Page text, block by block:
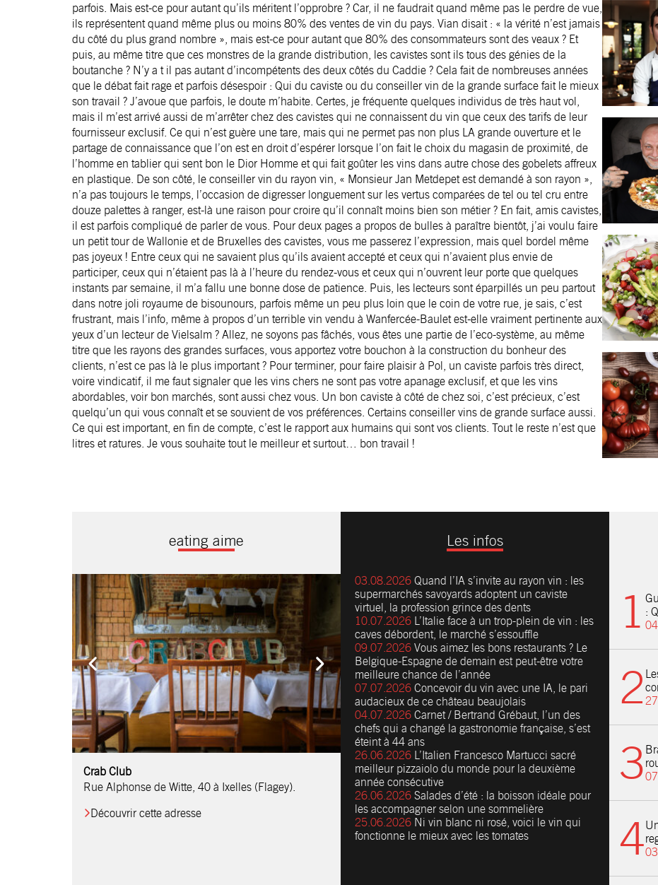
parfois. Mais est-ce pour autant qu’ils méritent l’opprobre ? Car, il ne faudrait quand même pas le perdre de vue,
ils représentent quand même plus ou moins 80% des ventes de vin du pays. Vian disait : « la vérité n’est jamais
du côté du plus grand nombre », mais est-ce pour autant que 80% des consommateurs sont des veaux ? Et
puis, au même titre que ces monstres de la grande distribution, les cavistes sont ils tous des génies de la
boutanche ? N’y a t il pas autant d’incompétents des deux côtés du Caddie ? Cela fait de nombreuses années
que le débat fait rage et parfois désespoir : Qui du caviste ou du conseiller vin de la grande surface fait le mieux
son travail ? J’avoue que parfois, le doute m’habite. Certes, je fréquente quelques individus de très haut vol,
mais il m’est arrivé aussi de m’arrêter chez des cavistes qui ne connaissent du vin que ceux des tarifs de leur
fournisseur exclusif. Ce qui n’est guère une tare, mais qui ne permet pas non plus LA grande ouverture et le
partage de connaissance que l’on est en droit d’espérer lorsque l’on fait le choix du magasin de proximité, de
l’homme en tablier qui sent bon le Dior Homme et qui fait goûter les vins dans autre chose des gobelets affreux
en plastique. De son côté, le conseiller vin du rayon vin, « Monsieur Jan Metdepet est demandé à son rayon »,
n’a pas toujours le temps, l’occasion de digresser longuement sur les vertus comparées de tel ou tel cru entre
douze palettes à ranger, est-là une raison pour croire qu’il connaît moins bien son métier ? En fait, amis cavistes,
il est parfois compliqué de parler de vous. Pour deux pages a propos de bulles à paraître bientôt, j’ai voulu faire
un petit tour de Wallonie et de Bruxelles des cavistes, vous me passerez l’expression, mais quel bordel même
pas joyeux ! Entre ceux qui ne savaient plus qu’ils avaient accepté et ceux qui n’avaient plus envie de
participer, ceux qui n’étaient pas là à l’heure du rendez-vous et ceux qui n’ouvrent leur porte que quelques
instants par semaine, il m’a fallu une bonne dose de patience. Puis, les lecteurs sont éparpillés un peu partout
dans notre joli royaume de bisounours, parfois même un peu plus loin que le coin de votre rue, je sais, c’est
frustrant, mais l’info, même à propos d’un terrible vin vendu à Wanfercée-Baulet est-elle vraiment pertinente aux
yeux d’un lecteur de Vielsalm ? Allez, ne soyons pas fâchés, vous êtes une partie de l’eco-système, au même
titre que les rayons des grandes surfaces, vous apportez votre bouchon à la construction du bonheur des
clients, n’est ce pas là le plus important ? Pour terminer, pour faire plaisir à Pol, un caviste parfois très direct,
voire vindicatif, il me faut signaler que les vins chers ne sont pas votre apanage exclusif, et que les vins
abordables, voir bon marchés, sont aussi chez vous. Un bon caviste à côté de chez soi, c’est précieux, c’est
quelqu’un qui vous connaît et se souvient de vos préférences. Certains conseiller vins de grande surface aussi.
Ce qui est important, en fin de compte, c’est le rapport aux humains qui sont vos clients. Tout le reste n’est que
litres et ratures. Je vous souhaite tout le meilleur et surtout… bon travail !
eating aime
Comptoir Chouchou
Crab Club
Rue Alphonse de Witte, 40 à Ixelles (Flagey).
Découvrir cette adresse
OM Restaurant
Table & Comptoir
Le Relais d’Orti
Studio 97
Löctave Restaurant
F-eat Restaurant
L’Art des Mets
Restaurant Harmonie
La Table de Jean
Les infos
03.08.2026 Quand l’IA s’invite au rayon vin : les
supermarchés savoyards adoptent un caviste
virtuel, la profession grince des dents
10.07.2026 L’Italie face à un trop-plein de vin : les
caves débordent, le marché s’essouffle
09.07.2026 Vous aimez les bons restaurants ? Le
Belgique-Espagne de demain est peut-être votre
meilleure chance de l’année
07.07.2026 Concevoir du vin avec une IA, le pari
audacieux de ce château beaujolais
04.07.2026 Carnet / Bertrand Grébaut, l’un des
chefs qui a changé la gastronomie française, s’est
éteint à 44 ans
26.06.2026 L’Italien Francesco Martucci sacré
meilleur pizzaiolo du monde pour la deuxième
année consécutive
26.06.2026 Salades d’été : la boisson idéale pour
les accompagner selon une sommelière
25.06.2026 Ni vin blanc ni rosé, voici le vin qui
fonctionne le mieux avec les tomates
: